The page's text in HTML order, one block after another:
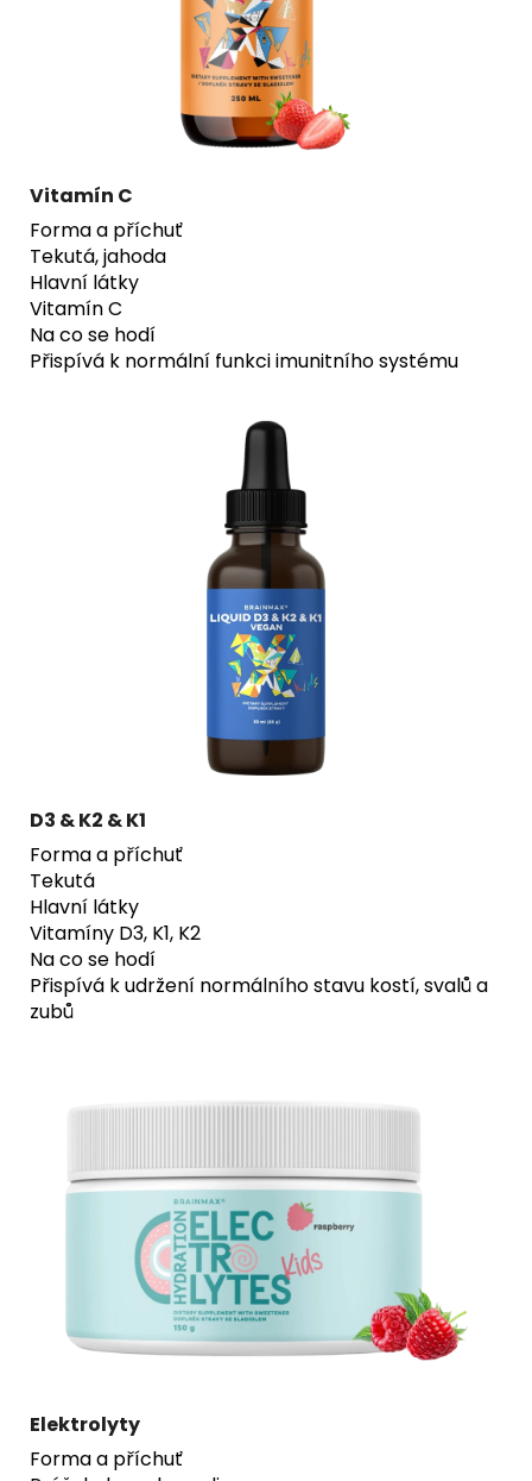
Vitamín C
Forma a příchuť
Tekutá, jahoda
Hlavní látky
Vitamín C
Na co se hodí
Přispívá k normální funkci imunitního systému
D3 & K2 & K1
Forma a příchuť
Tekutá
Hlavní látky
Vitamíny D3, K1, K2
Na co se hodí
Přispívá k udržení normálního stavu kostí, svalů a
zubů
Elektrolyty
Forma a příchuť